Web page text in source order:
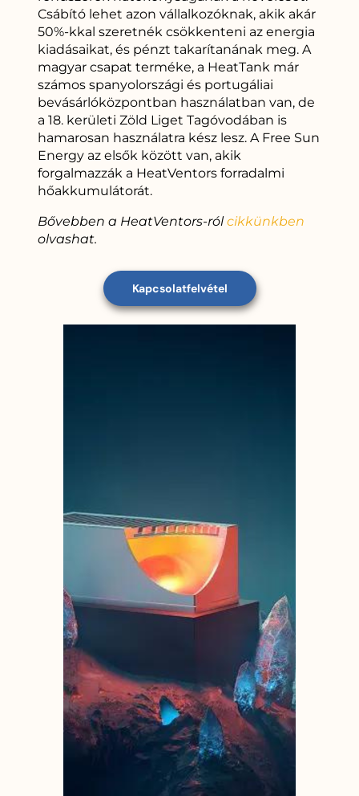
Csábító lehet azon vállalkozóknak, akik akár
50%-kkal szeretnék csökkenteni az energia
kiadásaikat, és pénzt takarítanának meg. A
magyar csapat terméke, a HeatTank már
számos spanyolországi és portugáliai
bevásárlóközpontban használatban van, de
a 18. kerületi Zöld Liget Tagóvodában is
hamarosan használatra kész lesz. A Free Sun
Energy az elsők között van, akik
forgalmazzák a HeatVentors forradalmi
hőakkumulátorát.
Bővebben a HeatVentors-rólcikkünkben
olvashat.
Kapcsolatfelvétel